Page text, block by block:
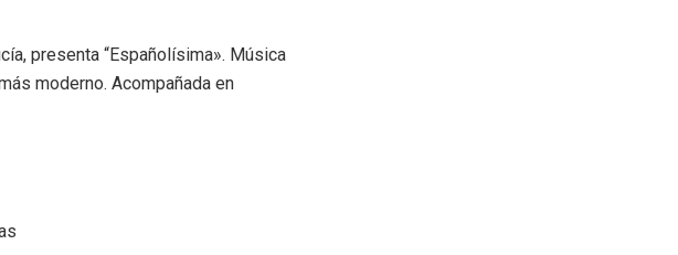
presenta “Españolísima». Música
moderno. Acompañada en